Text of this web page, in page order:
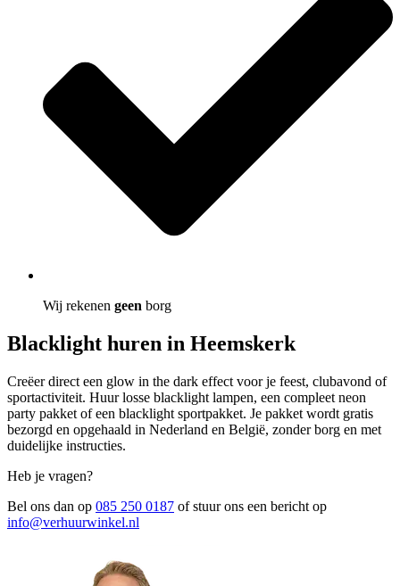
Wij rekenen geen borg
Blacklight huren in Heemskerk
Creëer direct een glow in the dark effect voor je feest, clubavond of
sportactiviteit. Huur losse blacklight lampen, een compleet neon
party pakket of een blacklight sportpakket. Je pakket wordt gratis
bezorgd en opgehaald in Nederland en België, zonder borg en met
duidelijke instructies.
Heb je vragen?
Bel ons dan op 085 250 0187 of stuur ons een bericht op
info@verhuurwinkel.nl